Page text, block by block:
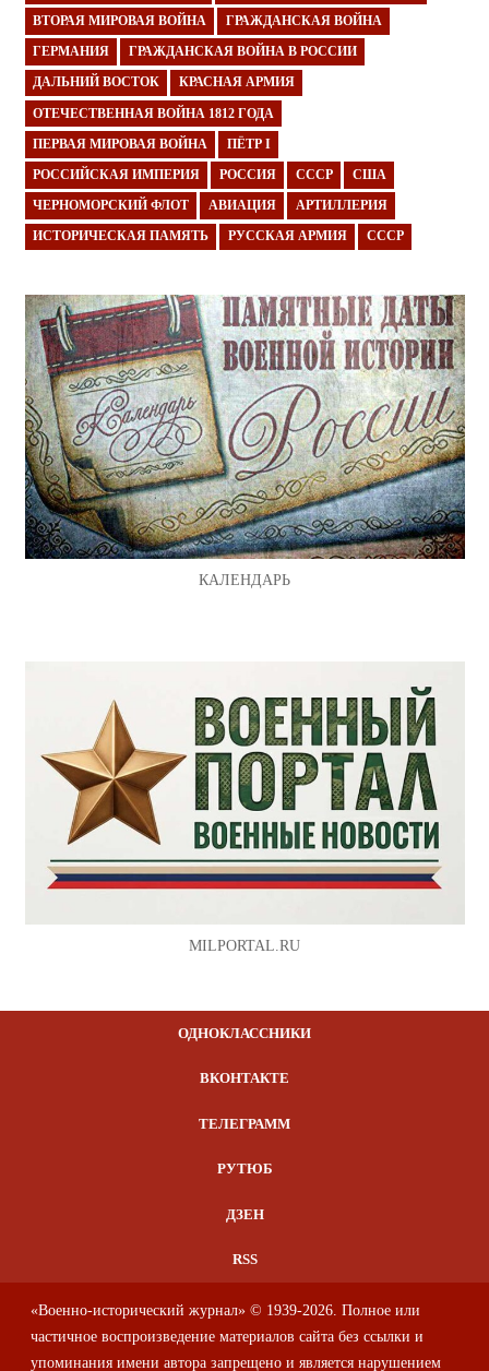
ВТОРАЯ МИРОВАЯ ВОЙНА ГРАЖДАНСКАЯ ВОЙНА
ГЕРМАНИЯ ГРАЖДАНСКАЯ ВОЙНА В РОССИИ
ДАЛЬНИЙ ВОСТОК КРАСНАЯ АРМИЯ
ОТЕЧЕСТВЕННАЯ ВОЙНА 1812 ГОДА
ПЕРВАЯ МИРОВАЯ ВОЙНА ПЁТР I
РОССИЙСКАЯ ИМПЕРИЯ РОССИЯ СССР США
ЧЕРНОМОРСКИЙ ФЛОТ АВИАЦИЯ АРТИЛЛЕРИЯ
ИСТОРИЧЕСКАЯ ПАМЯТЬ РУССКАЯ АРМИЯ СССР
КАЛЕНДАРЬ
MILPORTAL.RU
ОДНОКЛАССНИКИ
ВКОНТАКТЕ
ТЕЛЕГРАММ
РУТЮБ
ДЗЕН
RSS
«Военно-исторический журнал» © 1939-2026. Полное или
частичное воспроизведение материалов сайта без ссылки и
упоминания имени автора запрещено и является нарушением